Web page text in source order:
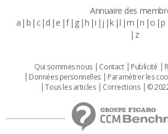
Annuaire des
a b c d e f g h i j k l m n o p
z
Qui sommes nous Contact Publicité
Données personnelles
Paramétrer les
Tous les articles
Corrections ©